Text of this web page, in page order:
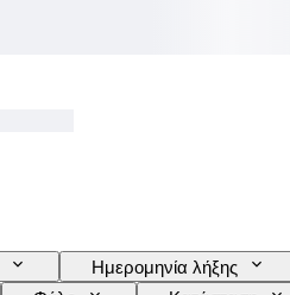
Ημερομηνία λήξης